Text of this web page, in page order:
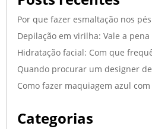
Por que fazer esmaltação nos
Depilação em virilha: Vale a
Hidratação facial: Com que
Quando procurar um designer
Como fazer maquiagem azul
Categorias